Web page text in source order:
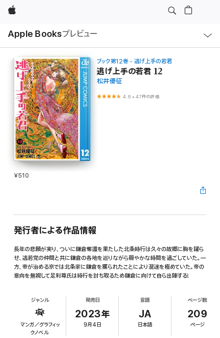
Apple
Apple Booksプレビュー
ル
ブック第12巻 - 逃げ上手の若君
逃げ上手の若君 12
松井優征
4.6 •47件の評価
¥510
発行者による作品情報
長年の悲願が実り、ついに鎌倉奪還を果たした北条時行は久々の故郷に胸を躍ら
せ、逃若党の仲間と共に鎌倉の各地を巡りながら穏やかな時間を過ごしていた。一
方、帝が治める京では北条家に鎌倉を獲られたことにより混迷を極めていた。帝の
意向を無視して足利尊氏は時行を討ち取るため鎌倉に向けて自ら出陣する!
ジャンル
マンガ／グラフィッ
クノベル
発売日
2023年
9月4日
言語
JA
日本語
ページ数
209
ページ